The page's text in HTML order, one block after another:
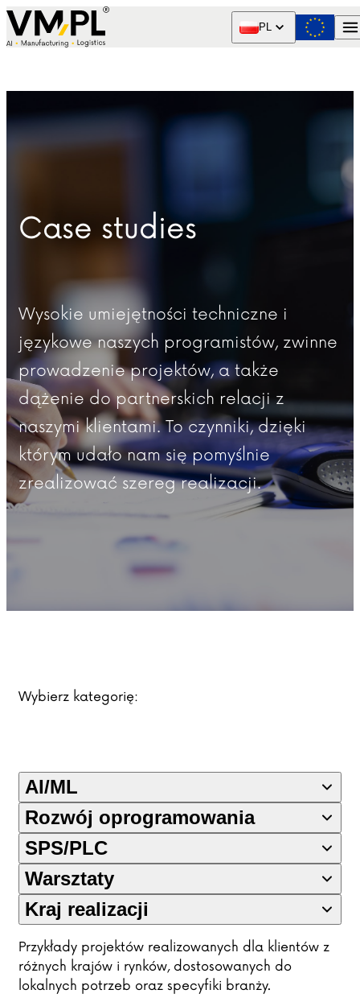
Skip to content
PL
Case studies
Wysokie umiejętności techniczne i
językowe naszych programistów, zwinne
prowadzenie projektów, a także
dążenie do partnerskich relacji z
naszymi klientami. To czynniki, dzięki
którym udało nam się pomyślnie
zrealizować szereg realizacji.
Wybierz kategorię:
AI/ML
Rozwój oprogramowania
SPS/PLC
Warsztaty
Kraj realizacji
Przykłady projektów realizowanych dla klientów z
różnych krajów i rynków, dostosowanych do
lokalnych potrzeb oraz specyfiki branży.